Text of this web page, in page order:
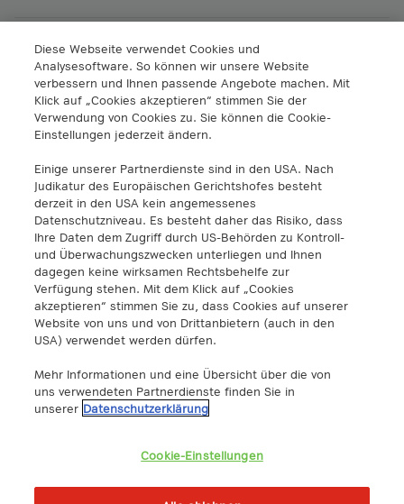
A1 Digital International GmbH & Co KG
Lassallestraße 9
1020 Wien
info@a1.digital
+43 5 06640
A1 Digital Spain S.L.
Calle Federico Salmón 13
28016 Madrid, España
info@a1.digital
A1 Digital Deutschland GmbH
Kustermannpark
Rosenheimer Strasse 116
D-81669 München
Akenes SA
https://www.exoscale.com/
Diese Webseite verwendet Cookies und
Analysesoftware. So können wir unsere Website
verbessern und Ihnen passende Angebote machen. Mit
Klick auf „Cookies akzeptieren“ stimmen Sie der
Verwendung von Cookies zu. Sie können die Cookie-
Einstellungen jederzeit ändern.
Einige unserer Partnerdienste sind in den USA. Nach
Judikatur des Europäischen Gerichtshofes besteht
derzeit in den USA kein angemessenes
Datenschutzniveau. Es besteht daher das Risiko, dass
Ihre Daten dem Zugriff durch US-Behörden zu Kontroll-
und Überwachungszwecken unterliegen und Ihnen
dagegen keine wirksamen Rechtsbehelfe zur
Verfügung stehen. Mit dem Klick auf „Cookies
akzeptieren“ stimmen Sie zu, dass Cookies auf unserer
Website von uns und von Drittanbietern (auch in den
USA) verwendet werden dürfen.
Mehr Informationen und eine Übersicht über die von
uns verwendeten Partnerdienste finden Sie in
unserer Datenschutzerklärung
Cookie-Einstellungen